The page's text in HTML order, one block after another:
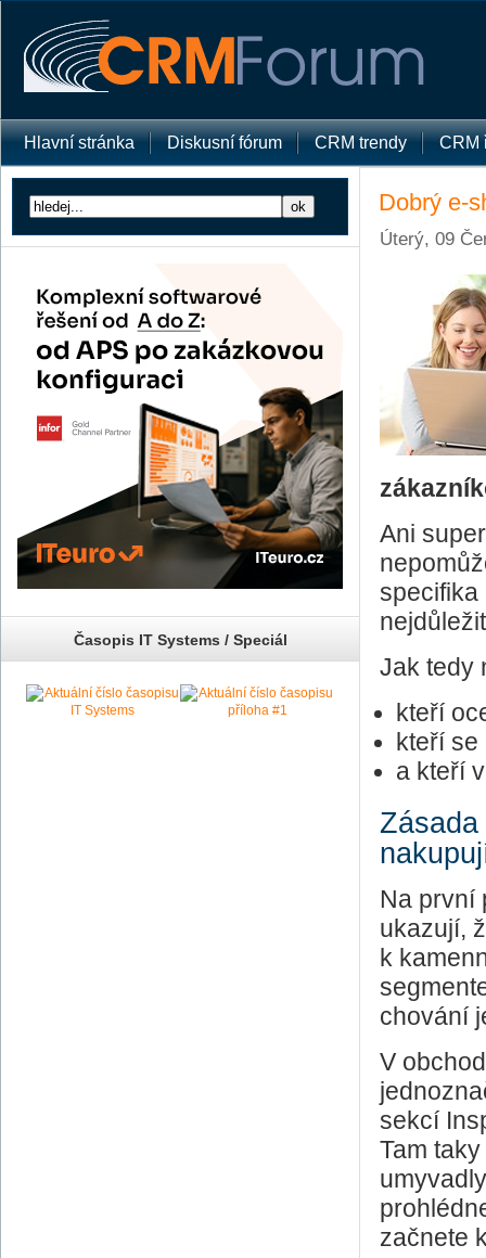
Hlavní stránka Diskusní fórum CRM trendy CRM
Časopis IT Systems / Speciál
Dobrý e-
Úterý, 09
Ani
specifika
Jak tedy
kteří
kteří
a kteří
Na první
ukazují,
k
chování
V
sekcí
Tam
začnete